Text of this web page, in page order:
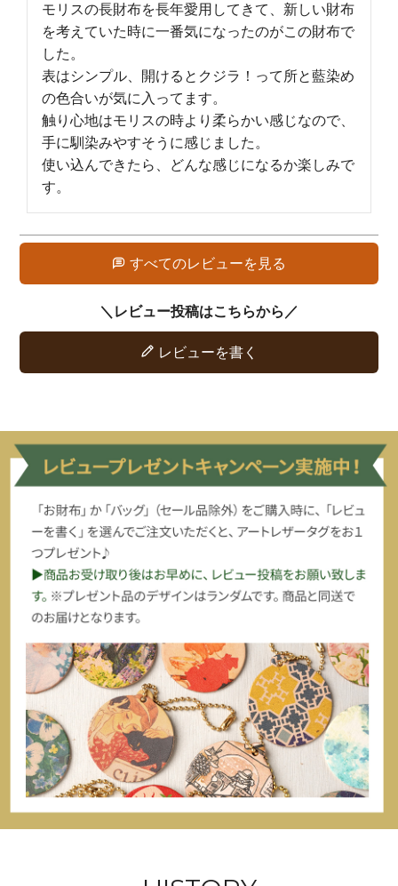
モリスの長財布を長年愛用してきて、新しい財布
を考えていた時に一番気になったのがこの財布で
した。
表はシンプル、開けるとクジラ！って所と藍染め
の色合いが気に入ってます。
触り心地はモリスの時より柔らかい感じなので、
手に馴染みやすそうに感じました。
使い込んできたら、どんな感じになるか楽しみで
す。
すべてのレビューを見る
レビューを書く